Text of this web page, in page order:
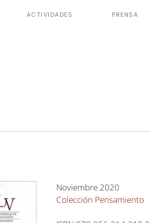
ACTIVIDADES PRENSA
Noviembre 2020
Colección Pensamiento